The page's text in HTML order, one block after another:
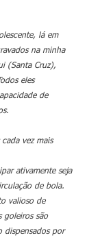
lá em
na minha
(Santa Cruz),
eles
de
ativamente seja
de bola.
valioso de
goleiros são
dispensados por